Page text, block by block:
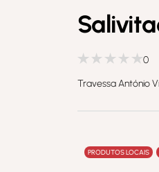
0
Travessa António
PRODUTOS LOCAIS